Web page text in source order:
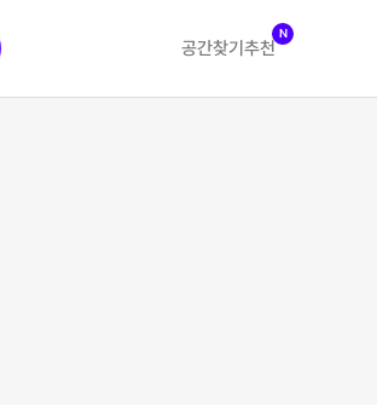
공간찾기 추천
N